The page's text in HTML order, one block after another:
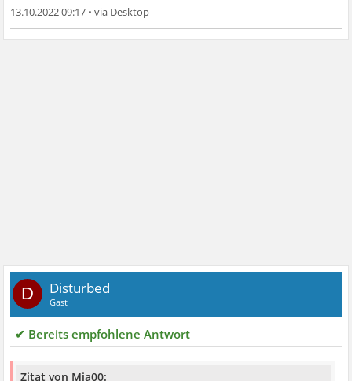
13.10.2022 09:17 •
D Disturbed
Gast
✔ Bereits empfohlene Antwort
Zitat von Mia00: